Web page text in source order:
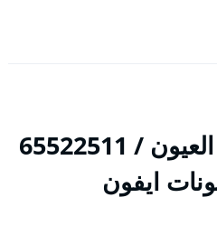
رقم محل تلفونات العيون / 65522511
ايفون